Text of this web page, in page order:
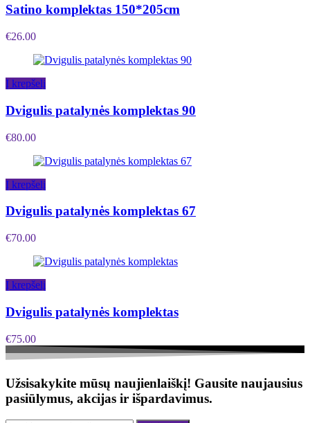
Satino komplektas 150*205cm
€26.00
Į krepšelį
Dvigulis patalynės komplektas 90
€80.00
Į krepšelį
Dvigulis patalynės komplektas 67
€70.00
Į krepšelį
Dvigulis patalynės komplektas
€75.00
Užsisakykite mūsų naujienlaiškį! Gausite naujausius
pasiūlymus, akcijas ir išpardavimus.